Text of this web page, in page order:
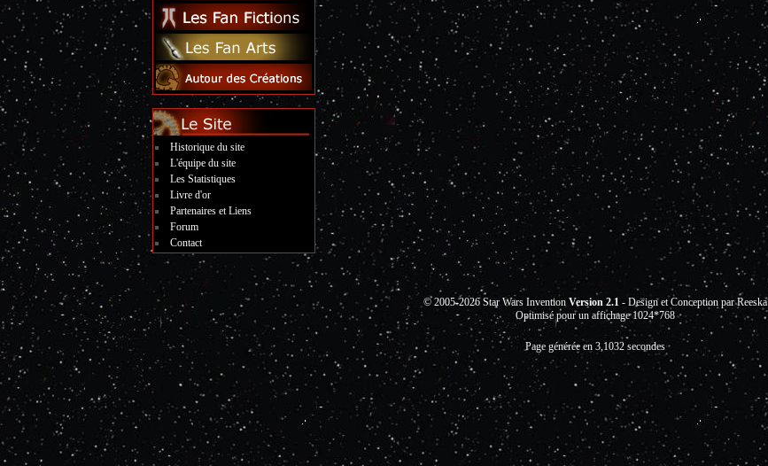
Historique du site
L'équipe du site
Les Statistiques
Livre d'or
Partenaires et Liens
Forum
Contact
© 2005-2026 Star Wars Invention Version 2.1 - Design et Conception par Reeska
Optimisé pour un affichage 1024*768
Page générée en 3,1032 secondes